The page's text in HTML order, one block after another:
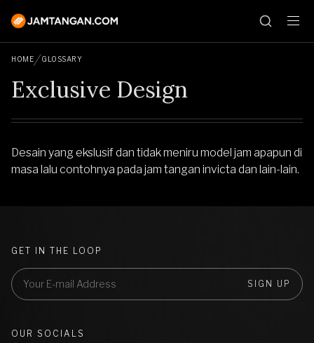
HOME GLOSSARY
Exclusive Design
Desain yang ekslusif dan tidak meniru model jam apapun di
masa lalu contohnya pada jam tangan invicta dan lain-lain.
GET IN THE LOOP
SIGN UP
OUR SOCIALS